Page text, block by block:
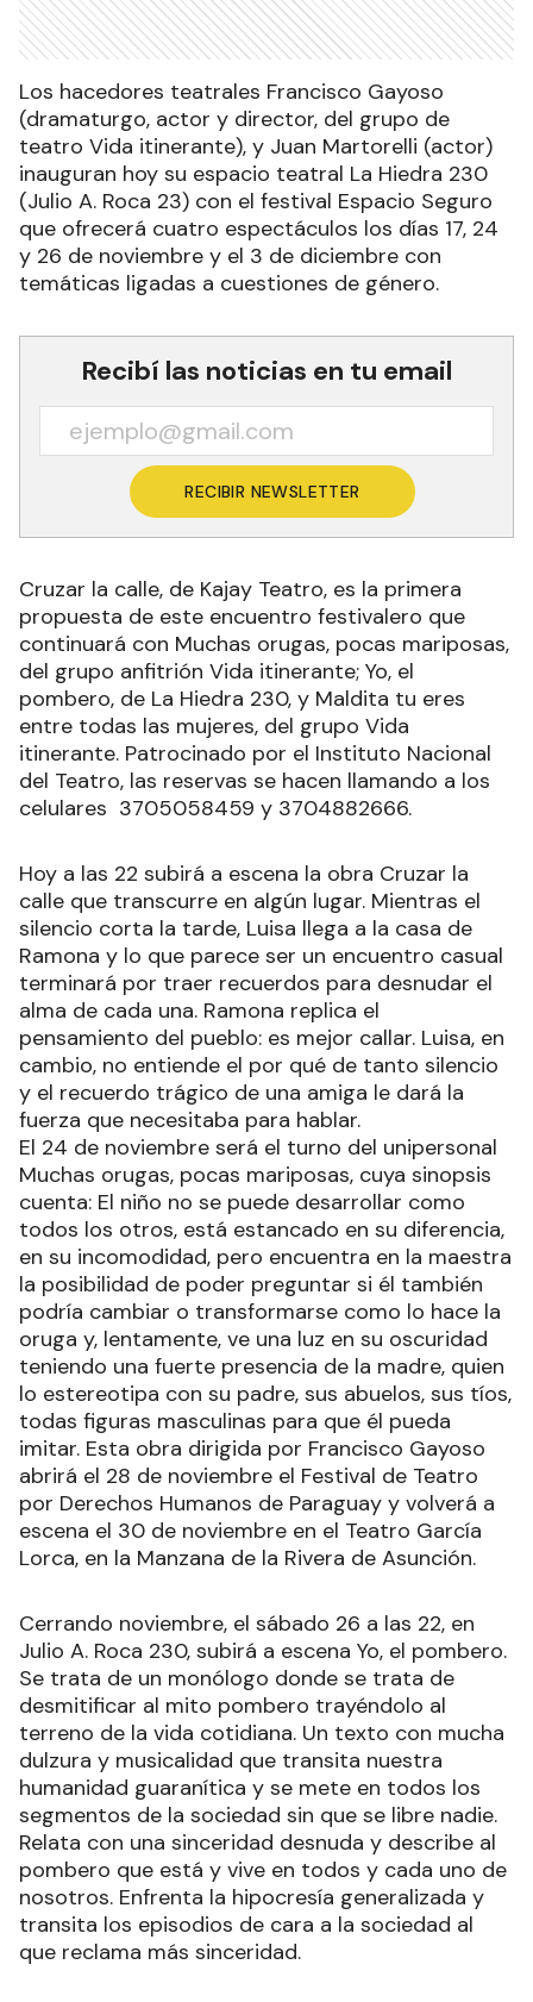
Los hacedores teatrales Francisco Gayoso
(dramaturgo, actor y director, del grupo de
teatro Vida itinerante), y Juan Martorelli (actor)
inauguran hoy su espacio teatral La Hiedra 230
(Julio A. Roca 23) con el festival Espacio Seguro
que ofrecerá cuatro espectáculos los días 17, 24
y 26 de noviembre y el 3 de diciembre con
temáticas ligadas a cuestiones de género.
Recibí las noticias en tu email
RECIBIR NEWSLETTER
Cruzar la calle, de Kajay Teatro, es la primera
propuesta de este encuentro festivalero que
continuará con Muchas orugas, pocas mariposas,
del grupo anfitrión Vida itinerante; Yo, el
pombero, de La Hiedra 230, y Maldita tu eres
entre todas las mujeres, del grupo Vida
itinerante. Patrocinado por el Instituto Nacional
del Teatro, las reservas se hacen llamando a los
celulares 3705058459 y 3704882666.
Hoy a las 22 subirá a escena la obra Cruzar la
calle que transcurre en algún lugar. Mientras el
silencio corta la tarde, Luisa llega a la casa de
Ramona y lo que parece ser un encuentro casual
terminará por traer recuerdos para desnudar el
alma de cada una. Ramona replica el
pensamiento del pueblo: es mejor callar. Luisa, en
cambio, no entiende el por qué de tanto silencio
y el recuerdo trágico de una amiga le dará la
fuerza que necesitaba para hablar.
El 24 de noviembre será el turno del unipersonal
Muchas orugas, pocas mariposas, cuya sinopsis
cuenta: El niño no se puede desarrollar como
todos los otros, está estancado en su diferencia,
en su incomodidad, pero encuentra en la maestra
la posibilidad de poder preguntar si él también
podría cambiar o transformarse como lo hace la
oruga y, lentamente, ve una luz en su oscuridad
teniendo una fuerte presencia de la madre, quien
lo estereotipa con su padre, sus abuelos, sus tíos,
todas figuras masculinas para que él pueda
imitar. Esta obra dirigida por Francisco Gayoso
abrirá el 28 de noviembre el Festival de Teatro
por Derechos Humanos de Paraguay y volverá a
escena el 30 de noviembre en el Teatro García
Lorca, en la Manzana de la Rivera de Asunción.
Cerrando noviembre, el sábado 26 a las 22, en
Julio A. Roca 230, subirá a escena Yo, el pombero.
Se trata de un monólogo donde se trata de
desmitificar al mito pombero trayéndolo al
terreno de la vida cotidiana. Un texto con mucha
dulzura y musicalidad que transita nuestra
humanidad guaranítica y se mete en todos los
segmentos de la sociedad sin que se libre nadie.
Relata con una sinceridad desnuda y describe al
pombero que está y vive en todos y cada uno de
nosotros. Enfrenta la hipocresía generalizada y
transita los episodios de cara a la sociedad al
que reclama más sinceridad.